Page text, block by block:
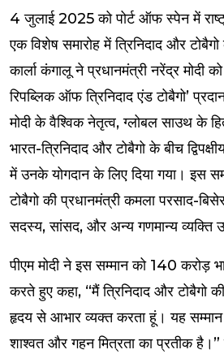
4 जुलाई 2025 को पोर्ट ऑफ स्पेन में
एक विशेष समारोह में त्रिनिदाद और टोबैगो
कार्ला कंगालू ने प्रधानमंत्री नरेंद्र मोदी
रिपब्लिक ऑफ त्रिनिदाद एंड टोबैगो’
मोदी के वैश्विक नेतृत्व, ग्लोबल साउथ के
भारत-त्रिनिदाद और टोबैगो के बीच
में उनके योगदान के लिए दिया गया। इस
टोबैगो की प्रधानमंत्री कमला परसाद-
सदस्य, सांसद, और अन्य गणमान्य व्यक्ति
पीएम मोदी ने इस सम्मान को 140 करोड़
करते हुए कहा, “मैं त्रिनिदाद और टोबैगो
हृदय से आभार व्यक्त करता हूं। यह सम्मान
शाश्वत और गहन मित्रता का प्रतीक है।”